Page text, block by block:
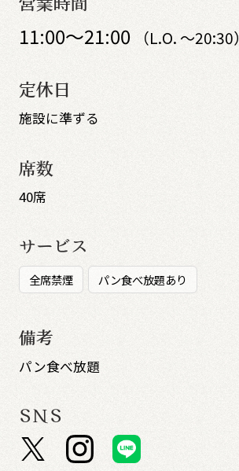
11:00～21:00 （L.O. ～20:30）
定休日
施設に準ずる
席数
40席
サービス
全席禁煙 パン食べ放題あり
備考
パン食べ放題
SNS